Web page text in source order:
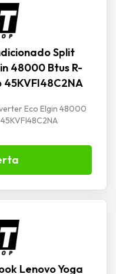
Split
48000 Btus R-
Eco Elgin 48000
Lenovo Yoga